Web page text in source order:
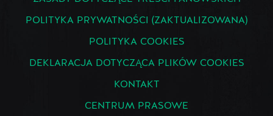
POLITYKA PRYWATNOŚCI (ZAKTUALIZOWANA)
POLITYKA COOKIES
DEKLARACJA DOTYCZĄCA PLIKÓW COOKIES
KONTAKT
CENTRUM PRASOWE